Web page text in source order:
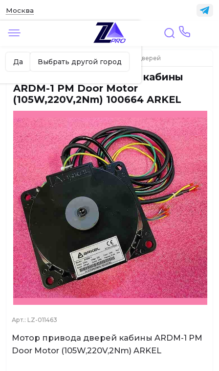
Москва
Москва ваш город?
Да Выбрать другой город
Главная ЛИФТЫ Элементы привода дверей
Мотор привода дверей кабины
ARDM-1 PM Door Motor
(105W,220V,2Nm) 100664 ARKEL
Арт.: LZ-011463
Мотор привода дверей кабины ARDM-1 PM
Door Motor (105W,220V,2Nm) ARKEL